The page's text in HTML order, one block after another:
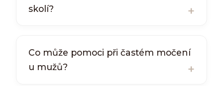
skolí?
Co může pomoci při častém močení
u mužů?